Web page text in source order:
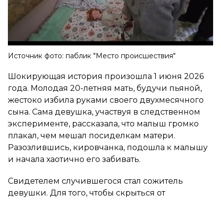
Источник фото: паблик "Место происшествия"
Шокирующая история произошла 1 июня 2026
года. Молодая 20-летняя мать, будучи пьяной,
жестоко избила руками своего двухмесячного
сына. Сама девушка, участвуя в следственном
эксперименте, рассказала, что малыш громко
плакал, чем мешал посиделкам матери.
Разозлившись, кировчанка, подошла к малышу
и начала хаотично его забивать.
Свидетелем случившегося стал сожитель
девушки. Для того, чтобы скрыться от